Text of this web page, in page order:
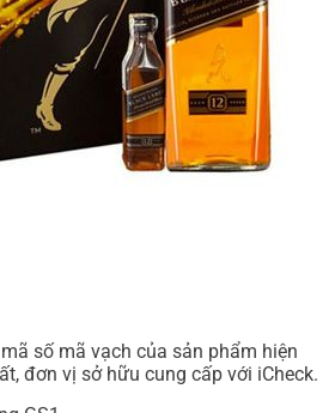
số mã vạch của sản phẩm hiện
đơn vị sở hữu cung cấp với iCheck.